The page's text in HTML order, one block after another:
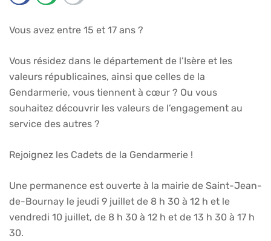
Vous avez entre 15 et 17 ans ?
Vous résidez dans le département de l’Isère et les
valeurs républicaines, ainsi que celles de la
Gendarmerie, vous tiennent à cœur ? Ou vous
souhaitez découvrir les valeurs de l’engagement au
service des autres ?
Rejoignez les Cadets de la Gendarmerie !
Une permanence est ouverte à la mairie de Saint-Jean-
de-Bournay le jeudi 9 juillet de 8 h 30 à 12 h et le
vendredi 10 juillet, de 8 h 30 à 12 h et de 13 h 30 à 17 h
30.